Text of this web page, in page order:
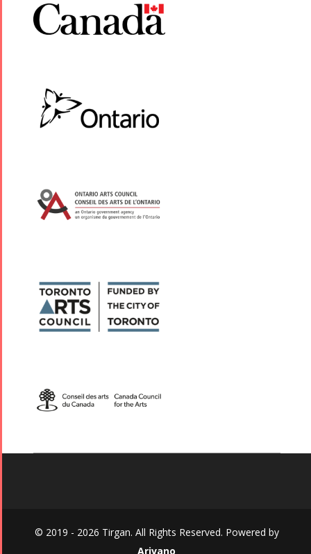
© 2019 - 2026 Tirgan. All Rights Reserved. Powered by
Arivano